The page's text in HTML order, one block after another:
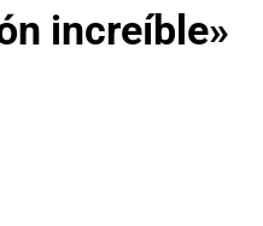
increíble»